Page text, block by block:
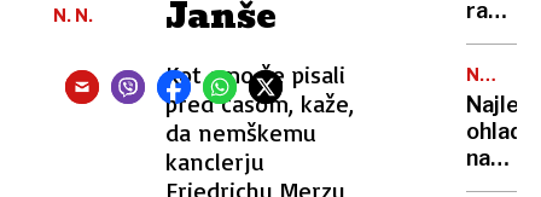
Janše
Kot smo že pisali
pred časom, kaže,
da nemškemu
kanclerju
Friedrichu Merzu
N. N.
ali
razkril,
da je
bil
na
robu
smrti:
KOSILO
na